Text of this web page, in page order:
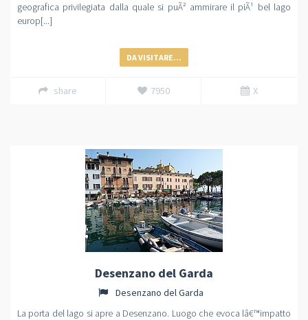
geografica privilegiata dalla quale si puÃ² ammirare il piÃ¹ bel lago
europ[...]
DA VISITARE...
share 7950 X
Desenzano del Garda
Desenzano del Garda
La porta del lago si apre a Desenzano. Luogo che evoca lâ€™impatto